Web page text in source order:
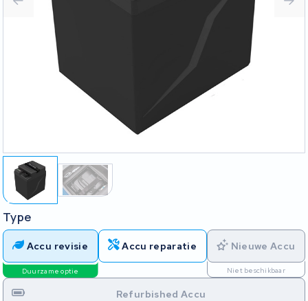
Type
Accu revisie
Duurzame optie
Accu reparatie Nieuwe Accu
Niet beschikbaar
Refurbished Accu